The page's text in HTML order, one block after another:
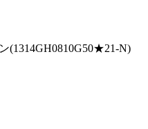
(1314GH0810G50★21-N)